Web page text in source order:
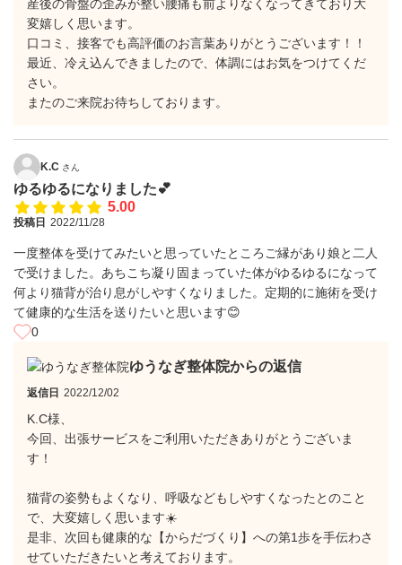
産後の骨盤の歪みが整い腰痛も前よりなくなってきており大
変嬉しく思います。
口コミ、接客でも高評価のお言葉ありがとうございます！！
最近、冷え込んできましたので、体調にはお気をつけてくだ
さい。
またのご来院お待ちしております。
K.C さん
ゆるゆるになりました💕
5.00
投稿日 2022/11/28
一度整体を受けてみたいと思っていたところご縁があり娘と二人
で受けました。あちこち凝り固まっていた体がゆるゆるになって
何より猫背が治り息がしやすくなりました。定期的に施術を受け
て健康的な生活を送りたいと思います😊
0
ゆうなぎ整体院からの返信
返信日 2022/12/02
K.C様、
今回、出張サービスをご利用いただきありがとうございま
す！
猫背の姿勢もよくなり、呼吸などもしやすくなったとのこと
で、大変嬉しく思います☀️
是非、次回も健康的な【からだづくり】への第1歩を手伝わさ
せていただきたいと考えております。